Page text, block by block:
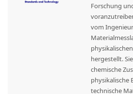
Forschung
vom
hergestellt.
chemische
physikalische
technische